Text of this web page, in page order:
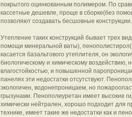
покрытого оцинкованным полимером. По
кассетные дешевле, проще в сборке(без
позволяют создавать бесшовные конструкции.
Утепление таких конструкций бывает трех
помощи минеральной ваты),
касается базальтового утеплителя, он
биологическому и химическому воздействию,
влагостойкостью, и повышенной
панелях эти недостатки отсутствуют.
экологичен, водонепроницаем, но
грызунами. Пенополиуретан имеет высокие
химически нейтрален, хорошо подходит для
технике, имеет такие же недостатки как и